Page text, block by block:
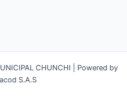
CHUNCHI | Powered by
S.A.S